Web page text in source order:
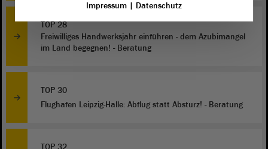
TOP 28
Freiwilliges Handwerksjahr einführen - dem Azubimangel
im Land begegnen! - Beratung
TOP 30
Flughafen Leipzig-Halle: Abflug statt Absturz! - Beratung
Impressum| Datenschutz